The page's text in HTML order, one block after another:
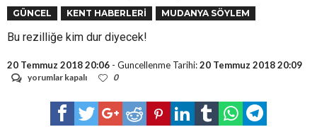
GÜNCEL KENT HABERLERİ MUDANYA SÖYLEM
Bu rezilliğe kim dur diyecek!
20 Temmuz 2018 20:06 - Guncellenme Tarihi:20 Temmuz 2018 20:09
Bu
yorumlar kapalı 0